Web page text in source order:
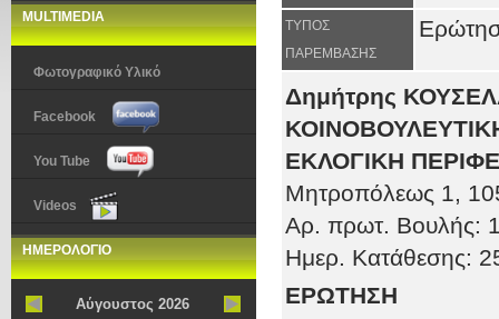
MULTIMEDIA
Φωτογραφικό Υλικό
Facebook
You Tube
Videos
ΗΜΕΡΟΛΟΓΙΟ
Αύγουστος 2026
ΤΥΠΟΣ
ΠΑΡΕΜΒΑΣΗΣ
Δημήτρης
ΕΚΛΟΓΙΚΗ
Μητροπόλεως 1,
Αρ. πρωτ. Βουλής:
Ημερ. Κατάθεσης:
ΕΡΩΤΗΣΗ